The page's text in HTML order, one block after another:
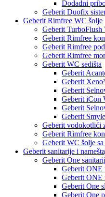
Dodadni
Geberit Duofix
Geberit Rimfree WC šolje
Geberit TurboFlush
Geberit Rimfree
Geberit Rimfree
Geberit Rimfree
Geberit WC sedišta
Geberit
Geberit
Geberit
Geberit iCon
Geberit
Geberit
Geberit vodokotlići
Geberit Rimfree
Geberit WC šolje
Geberit sanitarije i
Geberit One
Geberit ONE
Geberit ONE
Geberit One
Geberit One